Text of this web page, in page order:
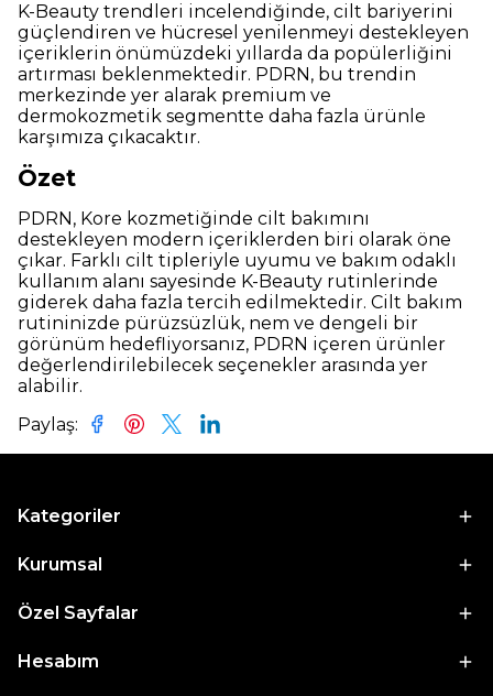
K-Beauty trendleri incelendiğinde, cilt bariyerini
güçlendiren ve hücresel yenilenmeyi destekleyen
içeriklerin önümüzdeki yıllarda da popülerliğini
artırması beklenmektedir. PDRN, bu trendin
merkezinde yer alarak premium ve
dermokozmetik segmentte daha fazla ürünle
karşımıza çıkacaktır.
Özet
PDRN, Kore kozmetiğinde cilt bakımını
destekleyen modern içeriklerden biri olarak öne
çıkar. Farklı cilt tipleriyle uyumu ve bakım odaklı
kullanım alanı sayesinde K-Beauty rutinlerinde
giderek daha fazla tercih edilmektedir. Cilt bakım
rutininizde pürüzsüzlük, nem ve dengeli bir
görünüm hedefliyorsanız, PDRN içeren ürünler
değerlendirilebilecek seçenekler arasında yer
alabilir.
Paylaş:
Kategoriler
Kurumsal
Özel Sayfalar
Hesabım